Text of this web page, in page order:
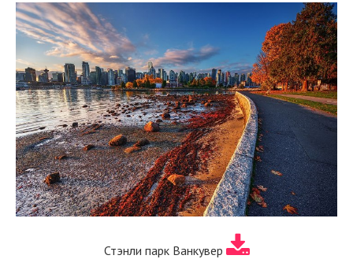
Стэнли парк Ванкувер